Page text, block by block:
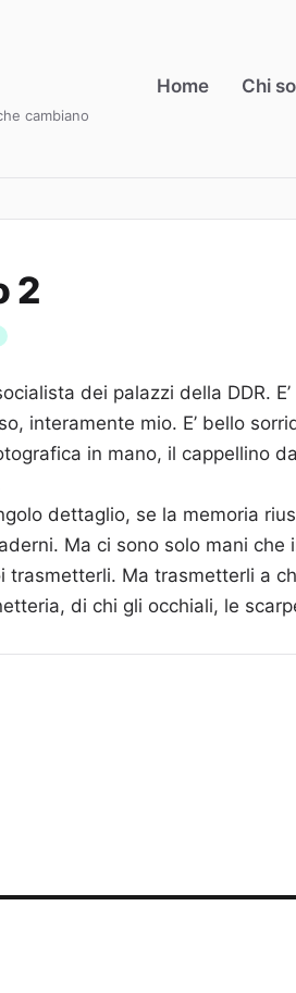
cambiano
Home Chi
2
dei palazzi della DDR.
interamente mio. E’ bello
in mano, il cappellino
dettaglio, se la memoria
Ma ci sono solo mani che
trasmetterli. Ma trasmetterli a
di chi gli occhiali, le